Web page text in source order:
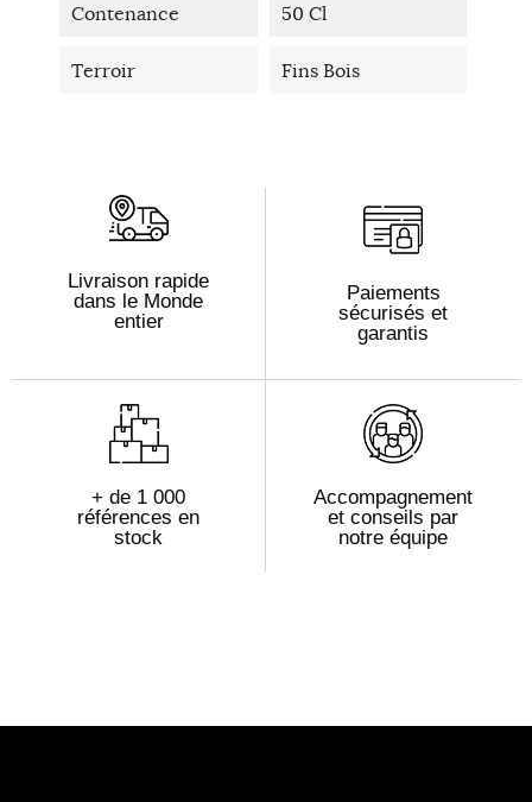
Contenance 50 Cl
Terroir Fins Bois
Livraison rapide
dans le Monde
entier
Paiements
sécurisés et
garantis
+ de 1 000
références en
stock
Accompagnement
et conseils par
notre équipe